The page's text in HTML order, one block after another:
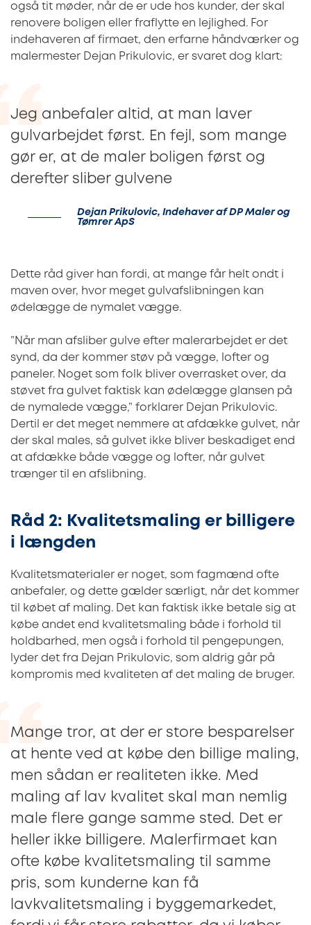
også tit møder, når de er ude hos kunder, der skal
renovere boligen eller fraflytte en lejlighed. For
indehaveren af firmaet, den erfarne håndværker og
malermester Dejan Prikulovic, er svaret dog klart:
Jeg anbefaler altid, at man laver
gulvarbejdet først. En fejl, som mange
gør er, at de maler boligen først og
derefter sliber gulvene
Dejan Prikulovic, Indehaver af DP Maler og
Tømrer ApS
Dette råd giver han fordi, at mange får helt ondt i
maven over, hvor meget gulvafslibningen kan
ødelægge de nymalet vægge.
”Når man afsliber gulve efter malerarbejdet er det
synd, da der kommer støv på vægge, lofter og
paneler. Noget som folk bliver overrasket over, da
støvet fra gulvet faktisk kan ødelægge glansen på
de nymalede vægge,” forklarer Dejan Prikulovic.
Dertil er det meget nemmere at afdække gulvet, når
der skal males, så gulvet ikke bliver beskadiget end
at afdække både vægge og lofter, når gulvet
trænger til en afslibning.
Råd 2: Kvalitetsmaling er billigere
i længden
Kvalitetsmaterialer er noget, som fagmænd ofte
anbefaler, og dette gælder særligt, når det kommer
til købet af maling. Det kan faktisk ikke betale sig at
købe andet end kvalitetsmaling både i forhold til
holdbarhed, men også i forhold til pengepungen,
lyder det fra Dejan Prikulovic, som aldrig går på
kompromis med kvaliteten af det maling de bruger.
Mange tror, at der er store besparelser
at hente ved at købe den billige maling,
men sådan er realiteten ikke. Med
maling af lav kvalitet skal man nemlig
male flere gange samme sted. Det er
heller ikke billigere. Malerfirmaet kan
ofte købe kvalitetsmaling til samme
pris, som kunderne kan få
lavkvalitetsmaling i byggemarkedet,